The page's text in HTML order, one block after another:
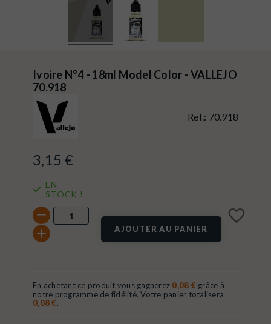
Ivoire N°4 - 18ml Model Color - VALLEJO
70.918
Ref.: 70.918
3,15 €
EN
STOCK !
AJOUTER AU PANIER
favorite_border
En achetant ce produit vous gagnerez 0,08 € grâce à
notre programme de fidélité. Votre panier totalisera
0,08 €.